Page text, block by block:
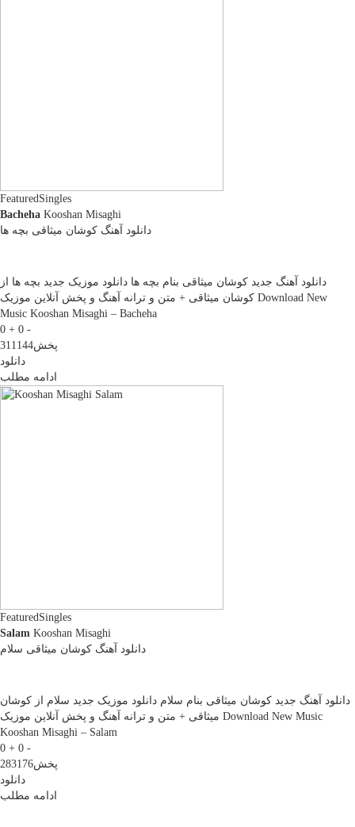
FeaturedSingles
Bacheha Kooshan Misaghi
دانلود آهنگ کوشان میثاقی بچه ها
دانلود آهنگ جديد کوشان میثاقی بنام بچه ها دانلود موزیک جديد بچه ها از
کوشان میثاقی + متن و ترانه آهنگ و پخش آنلاين موزيک Download New
Music Kooshan Misaghi – Bacheha
0 + 0 -
پخش311144
دانلود
ادامه مطلب
FeaturedSingles
Salam Kooshan Misaghi
دانلود آهنگ کوشان میثاقی سلام
دانلود آهنگ جديد کوشان میثاقی بنام سلام دانلود موزیک جديد سلام از کوشان
میثاقی + متن و ترانه آهنگ و پخش آنلاين موزيک Download New Music
Kooshan Misaghi – Salam
0 + 0 -
پخش283176
دانلود
ادامه مطلب